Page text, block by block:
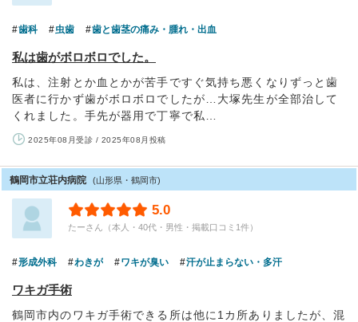
歯科 虫歯 歯と歯茎の痛み・腫れ・出血
私は歯がボロボロでした。
私は、注射とか血とかが苦手ですぐ気持ち悪くなりずっと歯
医者に行かず歯がボロボロでしたが…大塚先生が全部治して
くれました。手先が器用で丁寧で私…
2025年08月受診 / 2025年08月投稿
鶴岡市立荘内病院 (山形県・鶴岡市)
5.0
たーさん（本人・40代・男性・掲載口コミ1件）
形成外科 わきが ワキが臭い 汗が止まらない・多汗
ワキガ手術
鶴岡市内のワキガ手術できる所は他に1カ所ありましたが、混